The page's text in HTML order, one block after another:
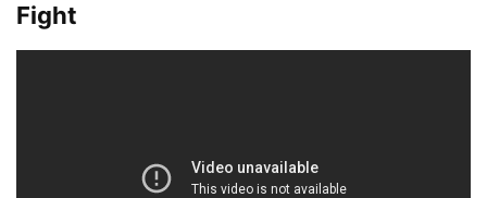
Fight